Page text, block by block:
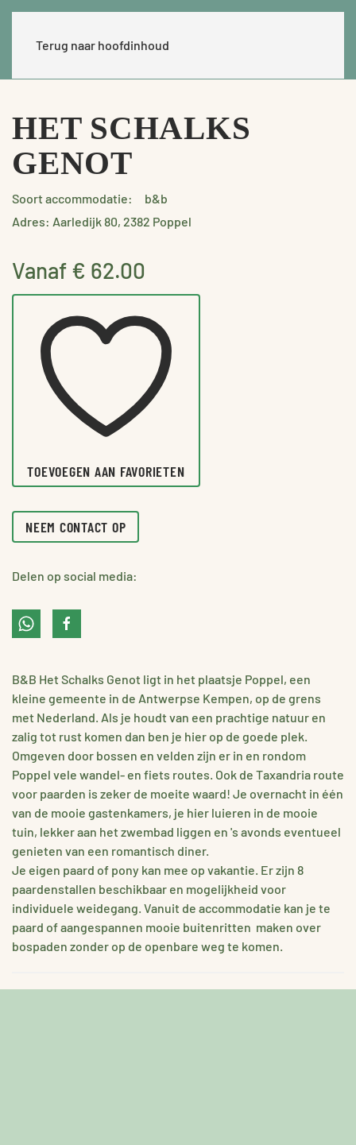
Terug naar hoofdinhoud
HET SCHALKS
GENOT
Soort accommodatie:
b&b
Adres: Aarledijk 80, 2382 Poppel
Vanaf € 62.00
TOEVOEGEN AAN FAVORIETEN
NEEM CONTACT OP
Delen op social media:
B&B Het Schalks Genot ligt in het plaatsje Poppel, een
kleine gemeente in de Antwerpse Kempen, op de grens
met Nederland. Als je houdt van een prachtige natuur en
zalig tot rust komen dan ben je hier op de goede plek.
Omgeven door bossen en velden zijn er in en rondom
Poppel vele wandel- en fiets routes. Ook de Taxandria route
voor paarden is zeker de moeite waard! Je overnacht in één
van de mooie gastenkamers, je hier luieren in de mooie
tuin, lekker aan het zwembad liggen en 's avonds eventueel
genieten van een romantisch diner.
Je eigen paard of pony kan mee op vakantie. Er zijn 8
paardenstallen beschikbaar en mogelijkheid voor
individuele weidegang. Vanuit de accommodatie kan je te
paard of aangespannen mooie buitenritten maken over
bospaden zonder op de openbare weg te komen.